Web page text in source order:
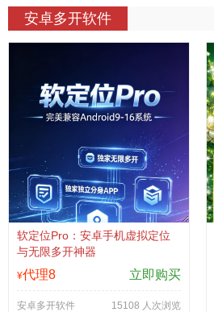
安卓多开软件
软定位Pro：安卓手机虚拟定位
与无限多开神器
¥代理8 立即购买
安卓多开软件 15108 人次浏览